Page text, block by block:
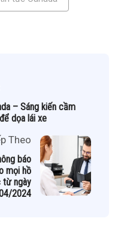
– Sáng kiến cầm
dọa lái xe
Theo
báo
mọi hồ
từ ngày
2024